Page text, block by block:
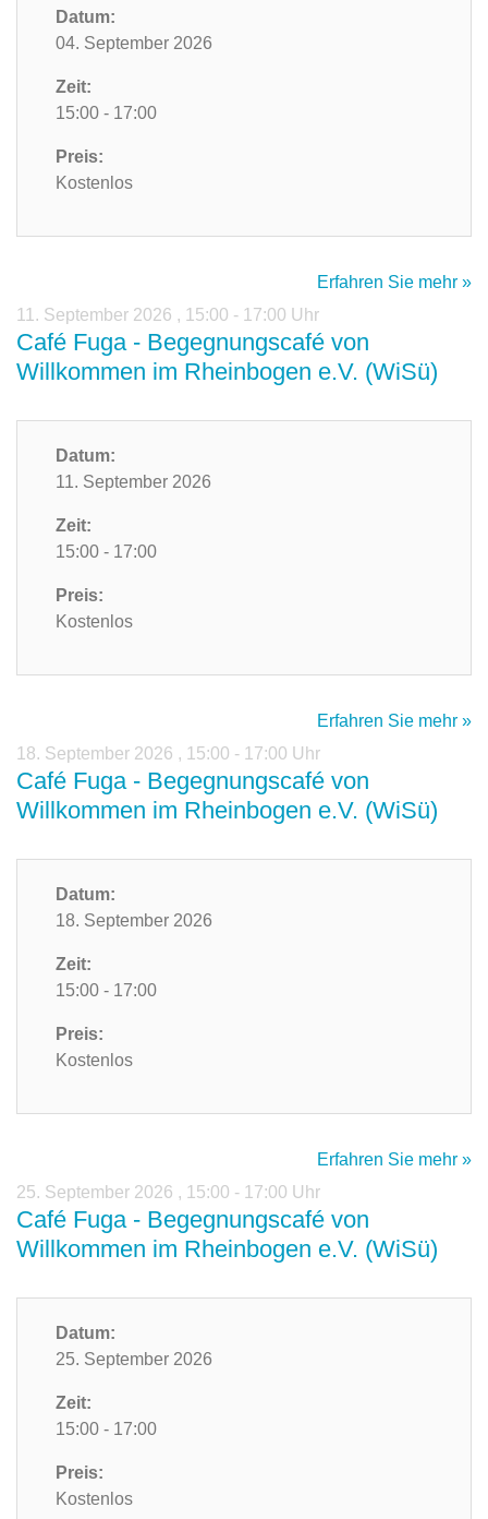
Datum:
04. September 2026
Zeit:
15:00 - 17:00
Preis:
Kostenlos
Erfahren Sie mehr »
11. September 2026 , 15:00 - 17:00 Uhr
Café Fuga - Begegnungscafé von
Willkommen im Rheinbogen e.V. (WiSü)
Datum:
11. September 2026
Zeit:
15:00 - 17:00
Preis:
Kostenlos
Erfahren Sie mehr »
18. September 2026 , 15:00 - 17:00 Uhr
Café Fuga - Begegnungscafé von
Willkommen im Rheinbogen e.V. (WiSü)
Datum:
18. September 2026
Zeit:
15:00 - 17:00
Preis:
Kostenlos
Erfahren Sie mehr »
25. September 2026 , 15:00 - 17:00 Uhr
Café Fuga - Begegnungscafé von
Willkommen im Rheinbogen e.V. (WiSü)
Datum:
25. September 2026
Zeit:
15:00 - 17:00
Preis:
Kostenlos